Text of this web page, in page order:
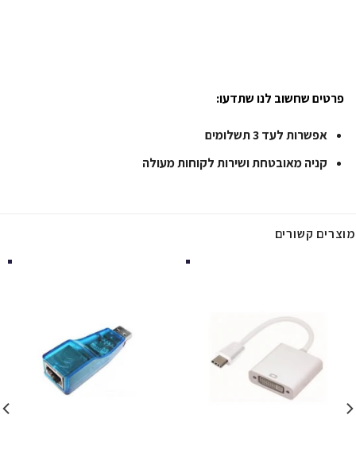
פרטים שחשוב לנו שתדעו:
אפשרות לעד 3 תשלומים
קניה מאובטחת ושירות לקוחות מעולה
מוצרים קשורים